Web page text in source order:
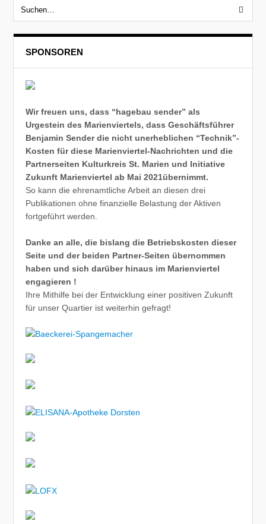
SPONSOREN
Wir freuen uns, dass “hagebau sender” als
Urgestein des Marienviertels, dass Geschäftsführer
Benjamin Sender die nicht unerheblichen “Technik”-
Kosten für diese Marienviertel-Nachrichten und die
Partnerseiten Kulturkreis St. Marien und Initiative
Zukunft Marienviertel ab Mai 2021übernimmt.
So kann die ehrenamtliche Arbeit an diesen drei
Publikationen ohne finanzielle Belastung der Aktiven
fortgeführt werden.
Danke an alle, die bislang die Betriebskosten dieser
Seite und der beiden Partner-Seiten übernommen
haben und sich darüber hinaus im Marienviertel
engagieren !
Ihre Mithilfe bei der Entwicklung einer positiven Zukunft
für unser Quartier ist weiterhin gefragt!